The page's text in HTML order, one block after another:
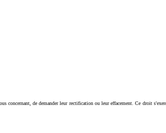
de demander leur rectification ou leur effacement. Ce droit